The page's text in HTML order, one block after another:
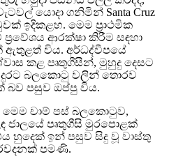
යොදා ගනිමින් Santa Cruz
ඉදිකළහ. මෙම ප්‍රාථමික
ආරක්ෂා කිරීම සඳහා
ඇතුළත් විය. අර්ධද්වීපයේ
කළ පෘතුගීසීන්, මුහුදු දෙසට
බලකොටු වලින් තොරව
බව පසුව ඔප්පු විය.
චාම් පස් බලකොටුව,
ජාලයේ පෘතුගීසි මුරපොළක්
හුදෙක් ඉන් පසුව සිදු වූ වාස්තු
පමණි.